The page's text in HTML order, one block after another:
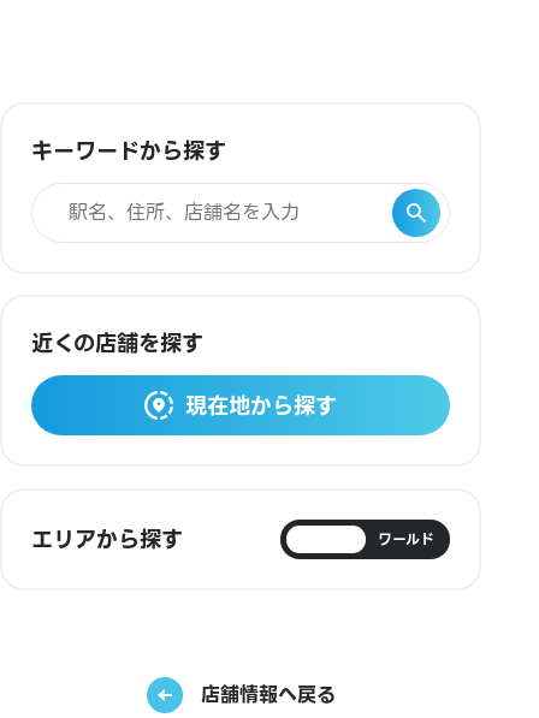
キーワードから探す
近くの店舗を探す
現在地から探す
エリアから探す ワールド
店舗情報へ戻る